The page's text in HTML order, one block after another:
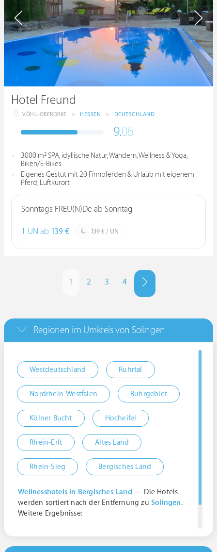
Hotel Freund
VÖHL-OBERORKE > HESSEN > DEUTSCHLAND
9.06
3000 m² SPA, idyllische Natur, Wandern, Wellness & Yoga,
Biken/E-Bikes
Eigenes Gestüt mit 20 Finnpferden & Urlaub mit eigenem
Pferd, Luftkurort
Sonntags FREU(N)De ab Sonntag
1 ÜN ab 139 € 139 € / ÜN
1 2 3 4
Regionen im Umkreis von Solingen
Westdeutschland Ruhrtal
Nordrhein-Westfalen Ruhrgebiet
Kölner Bucht Hocheifel
Rhein-Erft Altes Land
Rhein-Sieg Bergisches Land
Wellnesshotels in Bergisches Land — Die Hotels
werden sortiert nach der Entfernung zu Solingen.
Weitere Ergebnisse: